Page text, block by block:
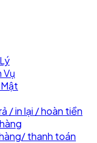
Vụ
/ in lại / hoàn tiền
thanh toán